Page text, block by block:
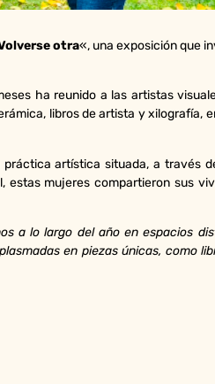
otra«, una exposición que
ha reunido a las artistas
libros de artista y xilografía,
artística situada, a través
mujeres compartieron sus
a lo largo del año en espacios
en piezas únicas, como